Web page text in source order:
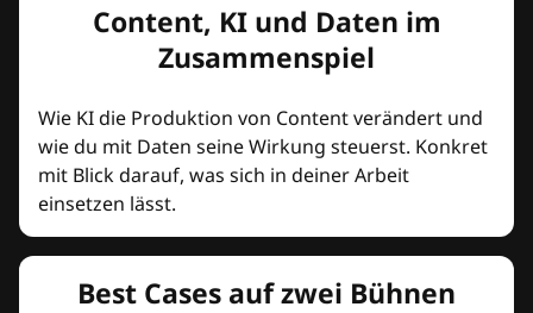
Content, KI und Daten im
Zusammenspiel
Wie KI die Produktion von Content verändert und
wie du mit Daten seine Wirkung steuerst. Konkret
mit Blick darauf, was sich in deiner Arbeit
einsetzen lässt.
Best Cases auf zwei Bühnen